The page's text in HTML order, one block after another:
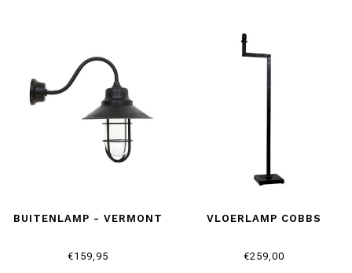
BUITENLAMP - VERMONT
€159,95
VLOERLAMP COBBS
€259,00